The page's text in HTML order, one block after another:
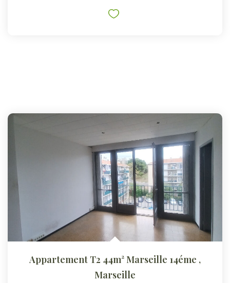
Appartement T2 44m² Marseille 14éme ,
Marseille